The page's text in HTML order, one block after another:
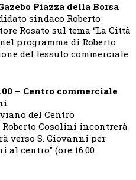
Piazza della Borsa
sindaco Roberto
Rosato sul tema “La Città
programma di Roberto
del tessuto commerciale
– Centro commerciale
del Centro
Roberto Cosolini incontrerà
verso S. Giovanni per
al centro” (ore 16.00